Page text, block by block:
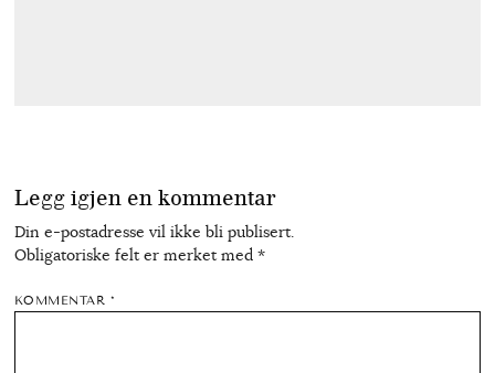
Legg igjen en kommentar
Din e-postadresse vil ikke bli publisert.
Obligatoriske felt er merket med *
KOMMENTAR*